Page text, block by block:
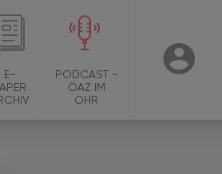
E-
PODCAST -
ÖAZ IM
OHR
USER